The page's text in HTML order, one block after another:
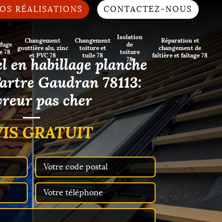
RÉALISATIONS CONTACTEZ-NOUS
78
Changement
gouttière alu, zinc
et PVC 78
Changement
toiture et
tuile 78
Isolation
de
toiture
78
Réparation et
changement de
faîtière et faîtage 78
en habillage planche
Gaudran 78113:
pas cher
GRATUIT